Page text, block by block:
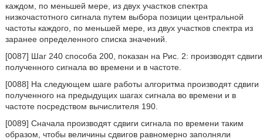
каждом, по меньшей мере, из двух участков спектра
низкочастотного сигнала путем выбора позиции центральной
частоты каждого, по меньшей мере, из двух участков спектра из
заранее определенного списка значений.
[0087] Шаг 240 способа 200, показан на Рис. 2: производят сдвиги
полученного сигнала во времени и в частоте.
[0088] На следующем шаге работы алгоритма производят сдвиги
полученного на предыдущих шагах сигнала во времени и в
частоте посредством вычислителя 190.
[0089] Сначала производят сдвиги сигнала по времени таким
образом, чтобы величины сдвигов равномерно заполняли